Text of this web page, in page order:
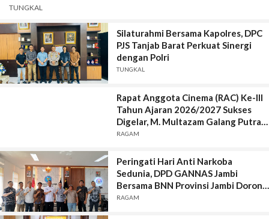
TUNGKAL
Silaturahmi Bersama Kapolres, DPC
PJS Tanjab Barat Perkuat Sinergi
dengan Polri
TUNGKAL
Rapat Anggota Cinema (RAC) Ke-lll
Tahun Ajaran 2026/2027 Sukses
Digelar, M. Multazam Galang Putra
Isanda Terpilih sebagai Ketua Umum
RAGAM
Peringati Hari Anti Narkoba
Sedunia, DPD GANNAS Jambi
Bersama BNN Provinsi Jambi Dorong
Fasilitas Rehabilitasi Korban
RAGAM